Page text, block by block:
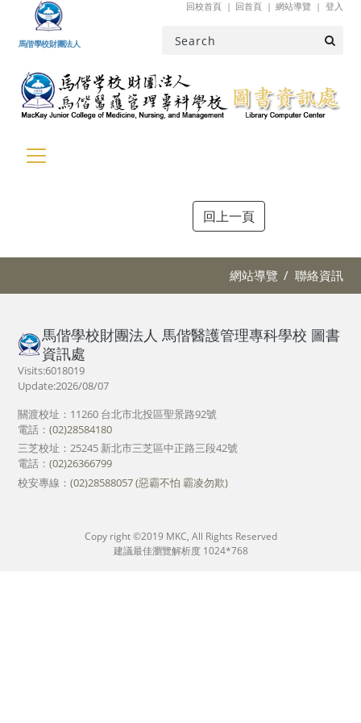
跳到主要內容
馬偕學校財團法人
回校首頁 回首頁 網站導覽 登入
網站導覽 聯絡資訊
馬偕學校財團法人 馬偕醫護管理專科學校 圖書
資訊處
Visits:6018019
Update:2026/08/07
關渡校址：11260 台北市北投區聖景路92號
電話：(02)28584180
三芝校址：25245 新北市三芝區中正路三段42號
電話：(02)26366799
校安專線：(02)28588057 (惡霸不怕 霸凌勿欺)
Copy right ©2019 MKC, All Rights Reserved
建議最佳瀏覽解析度 1024*768